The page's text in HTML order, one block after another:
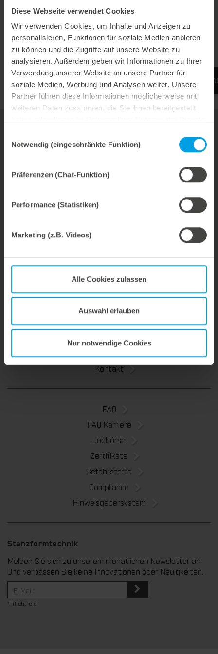
Diese Webseite verwendet Cookies
Wir verwenden Cookies, um Inhalte und Anzeigen zu
personalisieren, Funktionen für soziale Medien anbieten
zu können und die Zugriffe auf unsere Website zu
analysieren. Außerdem geben wir Informationen zu Ihrer
Verwendung unserer Website an unsere Partner für
soziale Medien, Werbung und Analysen weiter. Unsere
Partner führen diese Informationen möglicherweise mit
weiteren Daten zusammen, die Sie ihnen bereitgestellt
Notwendig (eingeschränkte Funktion)
Präferenzen (Chat-Funktion)
Performance (Statistiken)
Marketing (z.B. Videos)
Alle Cookies zulassen
Auswahl erlauben
Nur notwendige Cookies
dynamisches Ausbrechen
stabiler Ausbrechprozess
schnelles Einrichten
Mehr Informationen finden Sie auf dem
Ihr Ansprechpartner für den Bereich
Jörg Bauer
Email:joerg.bauer@marbach.com
Werkzeuge
Service & Beratung
Über uns
Marbach Academy
Kontakt
FAQ
FAQ Karriere
Jobbörse
Zertifikate
Gefahrstoffe
Compliance
Hinweisgebersystem
Stanzformtechnik
Melden Sie sich zu unserem monatlichen Newsletter an.
Und verpassen Sie keine Innovationen oder Neuigkeiten.
*Pflichtfeld